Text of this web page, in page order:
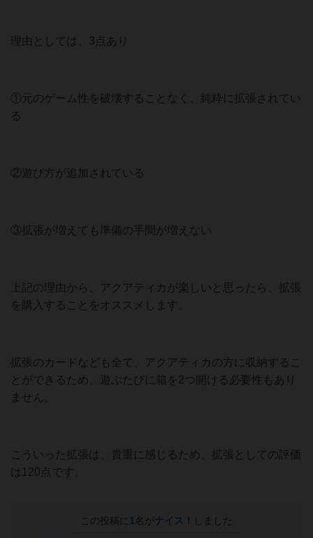
理由としては、3点あり
①元のゲーム性を破壊することなく、純粋に拡張されてい
る
②遊び方が追加されている
③拡張が増えても準備の手間が増えない
上記の理由から、アクアティカが楽しいと思ったら、拡張
を購入することをオススメします。
拡張のカードなども全て、アクアティカの方に収納するこ
とができるため、遊ぶたびに箱を2つ開ける必要性もあり
ません。
こういった拡張は、貴重に感じるため、拡張としての評価
は120点です。
この投稿に 1 名がナイス！ しました